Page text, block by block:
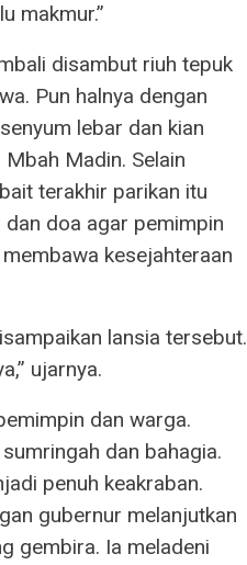
makmur.”
disambut riuh tepuk
Pun halnya dengan
lebar dan kian
Madin. Selain
terakhir parikan itu
doa agar pemimpin
kesejahteraan
lansia tersebut.
ujarnya.
dan warga.
dan bahagia.
penuh keakraban.
gubernur melanjutkan
gembira. Ia meladeni